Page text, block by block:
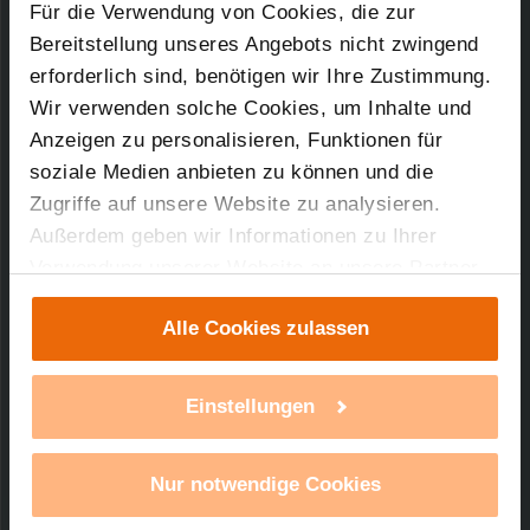
Für die Verwendung von Cookies, die zur
Bereitstellung unseres Angebots nicht zwingend
erforderlich sind, benötigen wir Ihre Zustimmung.
Wir verwenden solche Cookies, um Inhalte und
Anzeigen zu personalisieren, Funktionen für
soziale Medien anbieten zu können und die
Zugriffe auf unsere Website zu analysieren.
Außerdem geben wir Informationen zu Ihrer
Verwendung unserer Website an unsere Partner
für soziale Medien, Werbung und Analysen weiter.
Unsere Partner führen diese Informationen
möglicherweise mit weiteren Daten zusammen,
die Sie ihnen bereitgestellt haben oder die sie im
haben. Mit einem Klick auf „Alle Cookies
erlauben“ stimmen Sie der Verwendung von
Cookies für alle vorgenannten Zwecke zu. Eine
Alle Cookies zulassen
Einstellungen
Nur notwendige Cookies
Red Dot Design Award für neuen
Homematic IP
Heizkörperthermostat EVO
Smartes Heizkörperthermostat mit
renommiertem internationalen Design